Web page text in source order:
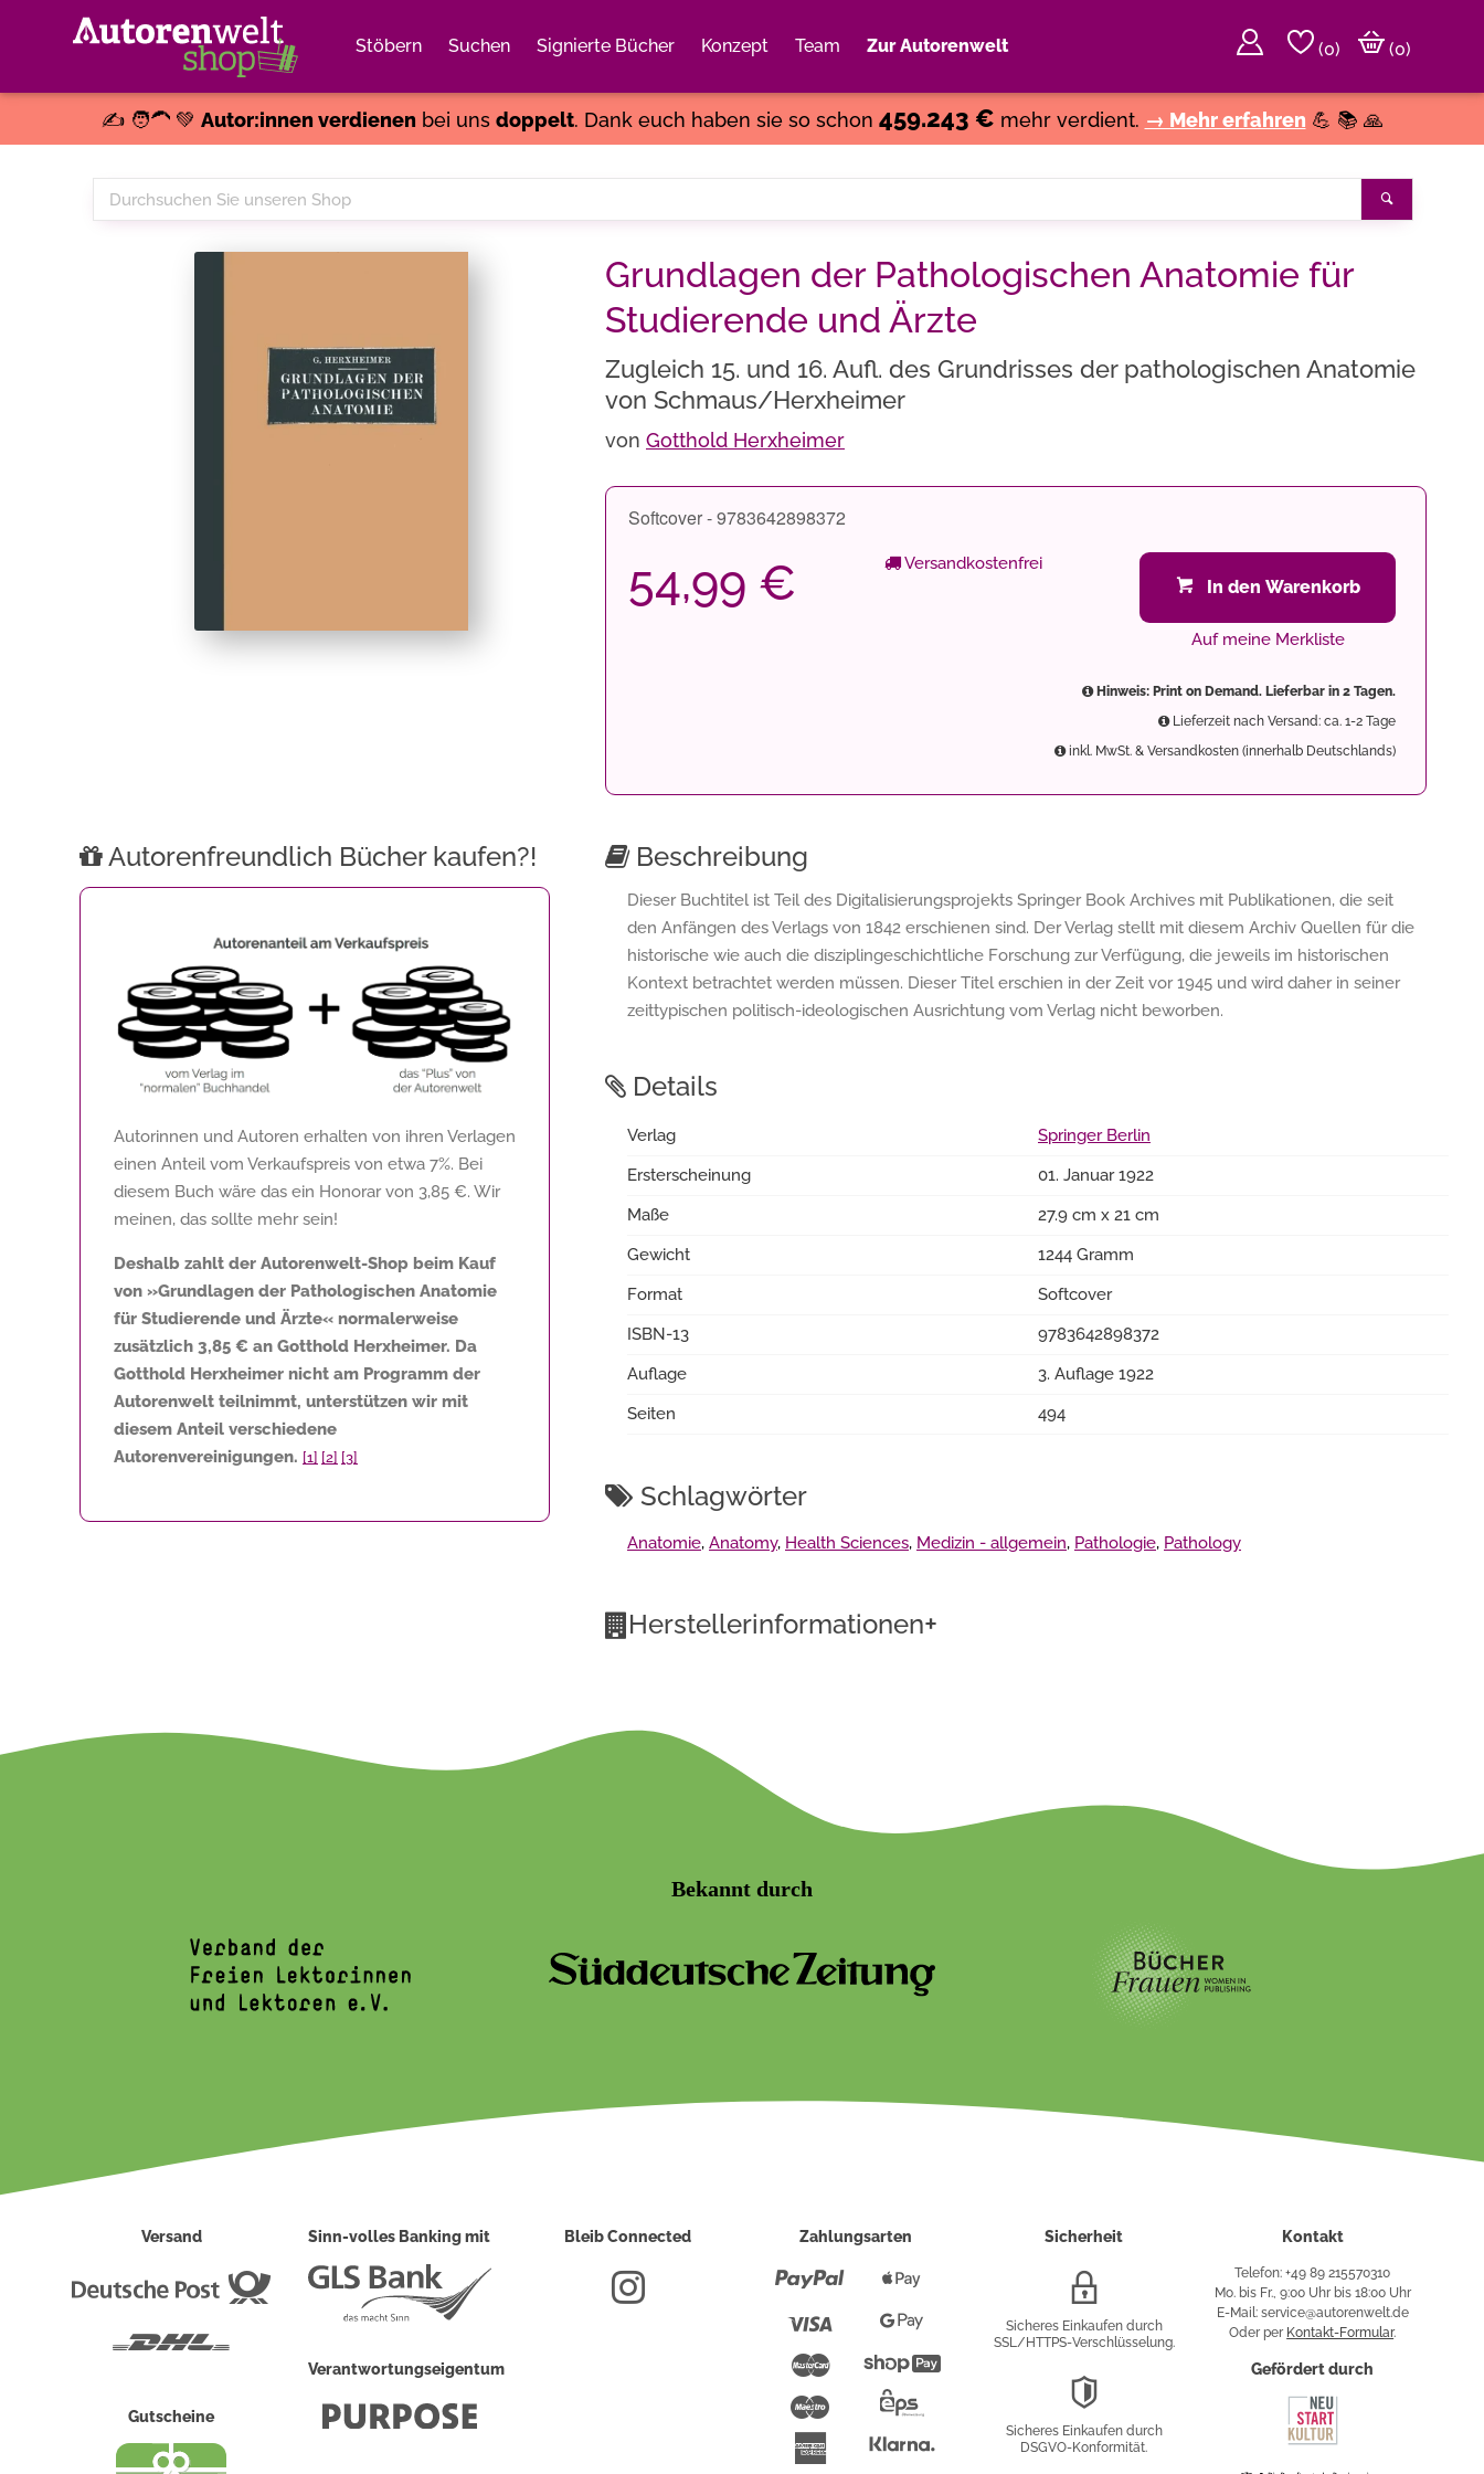
Stöbern Suchen Signierte Bücher Konzept Team Zur Autorenwelt (0)
(0)
✍️ 🧑‍🦱 💚 Autor:innen verdienenbei uns doppelt. Dank euch haben sie so schon 459.243 € mehr verdient. → Mehr erfahren 💪 📚 🙏
Durchsuchen
Sie
Grundlagen der Pathologischen Anatomie für
Studierende und Ärzte
Zugleich 15. und 16. Aufl. des Grundrisses der pathologischen Anatomie
von Schmaus/Herxheimer
von Gotthold Herxheimer
Softcover - 9783642898372
54,99 € Versandkostenfrei
In den Warenkorb
Auf meine Merkliste
Hinweis: Print on Demand. Lieferbar in 2 Tagen.
Lieferzeit nach Versand: ca. 1-2 Tage
inkl. MwSt. & Versandkosten (innerhalb Deutschlands)
Autorenfreundlich Bücher kaufen?!
Autorinnen und Autoren erhalten von ihren Verlagen
einen Anteil vom Verkaufspreis von etwa 7%. Bei
diesem Buch wäre das ein Honorar von 3,85 €. Wir
meinen, das sollte mehr sein!
Deshalb zahlt der Autorenwelt-Shop beim Kauf
von »Grundlagen der Pathologischen Anatomie
für Studierende und Ärzte« normalerweise
zusätzlich 3,85 € an Gotthold Herxheimer. Da
Gotthold Herxheimer nicht am Programm der
Autorenwelt teilnimmt, unterstützen wir mit
diesem Anteil verschiedene
Autorenvereinigungen. [1] [2] [3]
Beschreibung
Dieser Buchtitel ist Teil des Digitalisierungsprojekts Springer Book Archives mit Publikationen, die seit
den Anfängen des Verlags von 1842 erschienen sind. Der Verlag stellt mit diesem Archiv Quellen für die
historische wie auch die disziplingeschichtliche Forschung zur Verfügung, die jeweils im historischen
Kontext betrachtet werden müssen. Dieser Titel erschien in der Zeit vor 1945 und wird daher in seiner
zeittypischen politisch-ideologischen Ausrichtung vom Verlag nicht beworben.
Details
Verlag
Springer Berlin
Ersterscheinung
01. Januar 1922
Maße
27.9 cm x 21 cm
Gewicht
1244 Gramm
Format
Softcover
ISBN-13
9783642898372
Auflage
3. Auflage 1922
Seiten
494
Schlagwörter
Anatomie, Anatomy, Health Sciences, Medizin - allgemein, Pathologie, Pathology
Herstellerinformationen+
Bekannt durch
Versand
Deutsche
Gutscheine
Sinn-volles Banking mit
Verantwortungseigentum
Bleib Connected Zahlungsarten
Paypal
Mastercard
Maestro
American
Pay
PayShopify
Überweisung
Sicherheit
Verschlüsselung
Sicheres Einkaufen durch
SSL/HTTPS-Verschlüsselung.
Sicheres Einkaufen durch
DSGVO-Konformität.
Kontakt
Telefon: +49 89 215570310
Mo. bis Fr., 9:00 Uhr bis 18:00 Uhr
E-Mail: service@autorenwelt.de
Oder per Kontakt-Formular.
Gefördert durch